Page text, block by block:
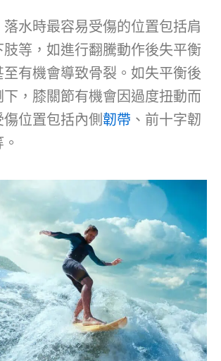
水時最容易受傷的位置包括肩
等，如進行翻騰動作後失平衡
有機會導致骨裂。如失平衡後
，膝關節有機會因過度扭動而
位置包括內側韌帶 、前十字韌